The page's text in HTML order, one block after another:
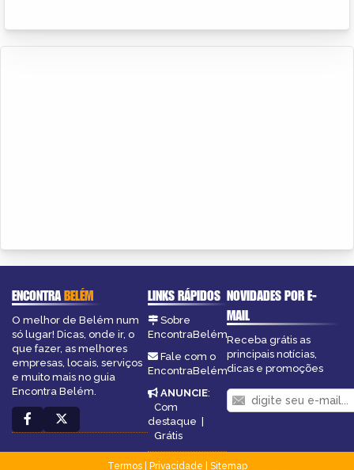
ENCONTRABELÉM
O melhor de Belém num
só lugar! Dicas, onde ir, o
que fazer, as melhores
empresas, locais, serviços
e muito mais no guia
Encontra Belém.
LINKS RÁPIDOS
Sobre
EncontraBelém
Fale com o
EncontraBelém
ANUNCIE:
Com
destaque |
Grátis
NOVIDADES POR E-
MAIL
Receba grátis as
principais notícias,
dicas e promoções
Termos| Privacidade
Sitemap